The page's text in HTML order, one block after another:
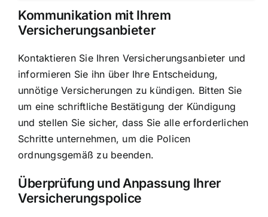
Kommunikation mit Ihrem
Versicherungsanbieter
Kontaktieren Sie Ihren Versicherungsanbieter und
informieren Sie ihn über Ihre Entscheidung,
unnötigeVersicherungen zu kündigen. Bitten Sie
um eine schriftliche Bestätigung der Kündigung
und stellen Sie sicher, dass Sie alle erforderlichen
Schritte unternehmen, um die Policen
ordnungsgemäß zu beenden.
Überprüfung und Anpassung Ihrer
Versicherungspolice